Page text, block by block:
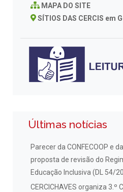
MAPA DO SITE
SÍTIOS DAS CERCIS em
Últimas notícias
Parecer da CONFECOOP e
proposta de revisão do
Educação Inclusiva (DL 54/
CERCICHAVES organiza 3.º